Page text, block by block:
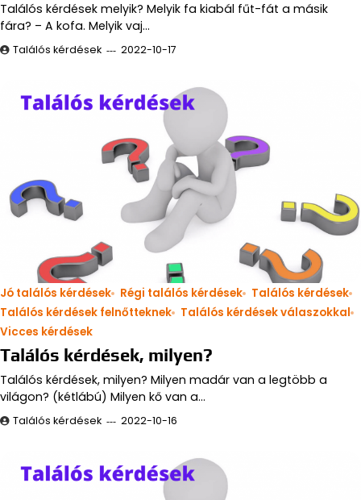
Találós kérdések melyik? Melyik fa kiabál fűt-fát a másik
fára? – A kofa. Melyik vaj…
Találós kérdések 2022-10-17
Jó találós kérdések Régi találós kérdések
Találós kérdések
Találós kérdések felnőtteknek
Találós kérdések válaszokkal
Vicces kérdések
Találós kérdések, milyen?
Találós kérdések, milyen? Milyen madár van a legtöbb a
világon? (kétlábú) Milyen kő van a…
Találós kérdések 2022-10-16